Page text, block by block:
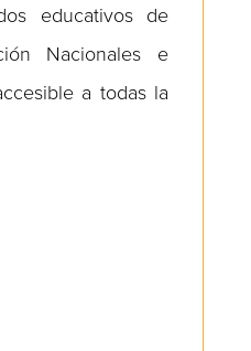
educativos de
Nacionales e
a todas la